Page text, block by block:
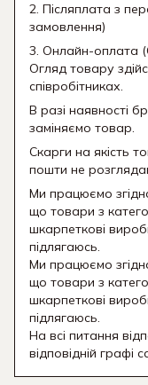
2. Післяплата з
замовлення)
3. Онлайн-оплата
Огляд товару
співробітниках.
В разі наявності
заміняємо товар.
Скарги на якість
пошти не
Ми працюємо
що товари з
шкарпеткові
підлягаюсь.
Ми працюємо
що товари з
шкарпеткові
підлягаюсь.
На всі питання
відповідній графі